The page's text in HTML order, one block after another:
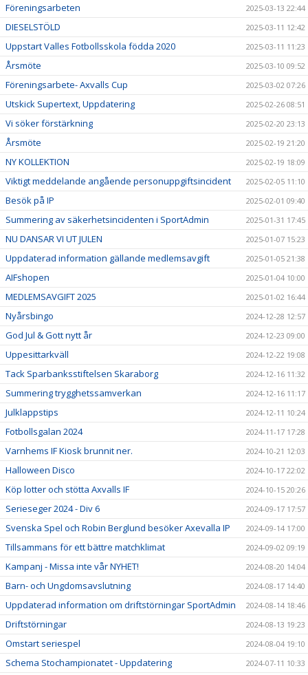
Föreningsarbeten 2025-03-13 22:44
DIESELSTÖLD 2025-03-11 12:42
Uppstart Valles Fotbollsskola födda 2020 2025-03-11 11:23
Årsmöte 2025-03-10 09:52
Föreningsarbete- Axvalls Cup 2025-03-02 07:26
Utskick Supertext, Uppdatering 2025-02-26 08:51
Vi söker förstärkning 2025-02-20 23:13
Årsmöte 2025-02-19 21:20
NY KOLLEKTION 2025-02-19 18:09
Viktigt meddelande angående personuppgiftsincident 2025-02-05 11:10
Besök på IP 2025-02-01 09:40
Summering av säkerhetsincidenten i SportAdmin 2025-01-31 17:45
NU DANSAR VI UT JULEN 2025-01-07 15:23
Uppdaterad information gällande medlemsavgift 2025-01-05 21:38
AIFshopen 2025-01-04 10:00
MEDLEMSAVGIFT 2025 2025-01-02 16:44
Nyårsbingo 2024-12-28 12:57
God Jul & Gott nytt år 2024-12-23 09:00
Uppesittarkväll 2024-12-22 19:08
Tack Sparbanksstiftelsen Skaraborg 2024-12-16 11:32
Summering trygghetssamverkan 2024-12-16 11:17
Julklappstips 2024-12-11 10:24
Fotbollsgalan 2024 2024-11-17 17:28
Varnhems IF Kiosk brunnit ner. 2024-10-21 12:03
Halloween Disco 2024-10-17 22:02
Köp lotter och stötta Axvalls IF 2024-10-15 20:26
Serieseger 2024 - Div 6 2024-09-17 17:57
Svenska Spel och Robin Berglund besöker Axevalla IP 2024-09-14 17:00
Tillsammans för ett bättre matchklimat 2024-09-02 09:19
Kampanj - Missa inte vår NYHET! 2024-08-20 14:04
Barn- och Ungdomsavslutning 2024-08-17 14:40
Uppdaterad information om driftstörningar SportAdmin 2024-08-14 18:46
Driftstörningar 2024-08-13 19:23
Omstart seriespel 2024-08-04 19:10
Schema Stochampionatet - Uppdatering 2024-07-11 10:33